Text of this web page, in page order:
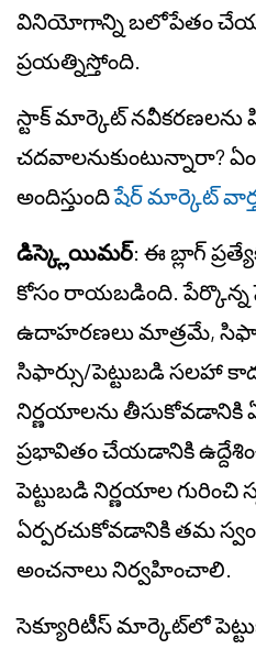
వినియోగాన్ని బలోపేతం
ప్రయత్నిస్తోంది.
స్టాక్ మార్కెట్
చదవాలనుకుంటున్నారా?
అందిస్తుందిషేర్ మార్కెట్
డిస్క్లెయిమర్: ఈ బ్లాగ్
కోసం రాయబడింది. పేర్కొన్న
ఉదాహరణలు మాత్రమే,
సిఫార్సు/పెట్టుబడి సలహా
నిర్ణయాలను తీసుకోవడానికి ఏ
ప్రభావితం చేయడానికి
పెట్టుబడి నిర్ణయాల గురించి
ఏర్పరచుకోవడానికి తమ
అంచనాలు నిర్వహించాలి.
సెక్యూరిటీస్ మార్కెట్‌లో